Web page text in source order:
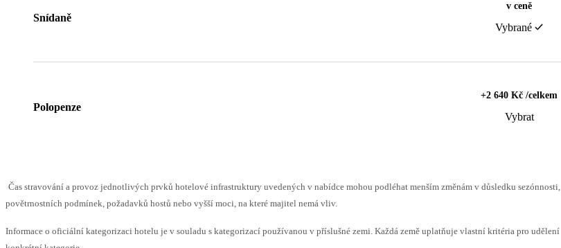
Snídaně
v ceně
Vybrané
Polopenze
+2 640 Kč /celkem
Vybrat
Čas stravování a provoz jednotlivých prvků hotelové infrastruktury uvedených v nabídce mohou podléhat menším změnám v důsledku sezónnosti,
povětrnostních podmínek, požadavků hostů nebo vyšší moci, na které majitel nemá vliv.
Informace o oficiální kategorizaci hotelu je v souladu s kategorizací používanou v příslušné zemi. Každá země uplatňuje vlastní kritéria pro udělení